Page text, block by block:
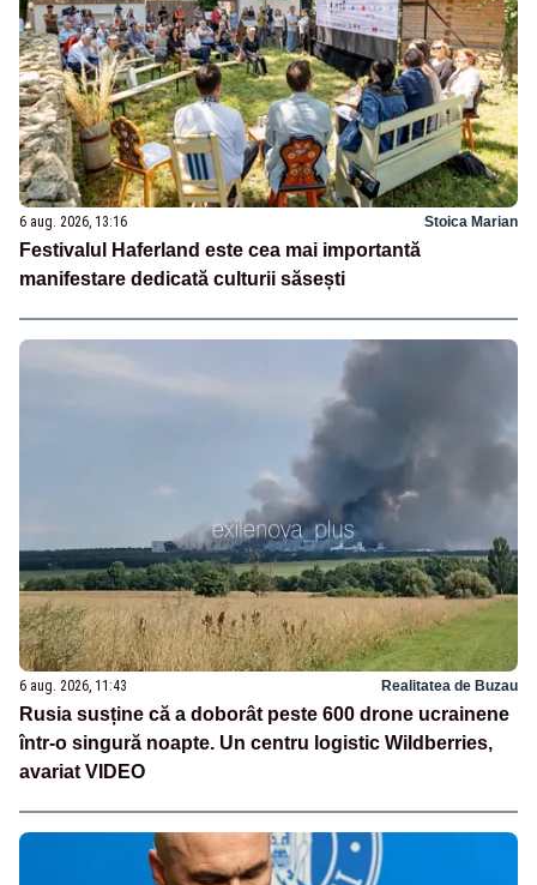
6 aug. 2026, 13:16 Stoica Marian
Festivalul Haferland este cea mai importantă
manifestare dedicată culturii săsești
6 aug. 2026, 11:43 Realitatea de Buzau
Rusia susține că a doborât peste 600 drone ucrainene
într-o singură noapte. Un centru logistic Wildberries,
avariat VIDEO